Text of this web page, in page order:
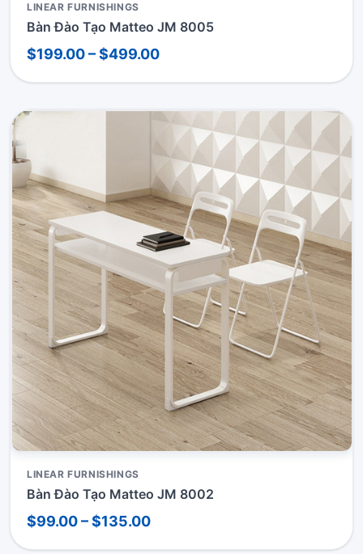
LINEAR FURNISHINGS
Bàn Đào Tạo Matteo JM 8005
$199.00 – $499.00
LINEAR FURNISHINGS
Bàn Đào Tạo Matteo JM 8002
$99.00 – $135.00